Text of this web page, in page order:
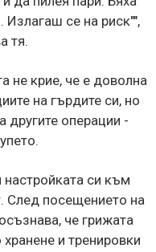
се на риск"",
тя.
не крие, че е доволна
на гърдите си, но
другите операции -
си към
След посещението на
че грижата
и тренировки